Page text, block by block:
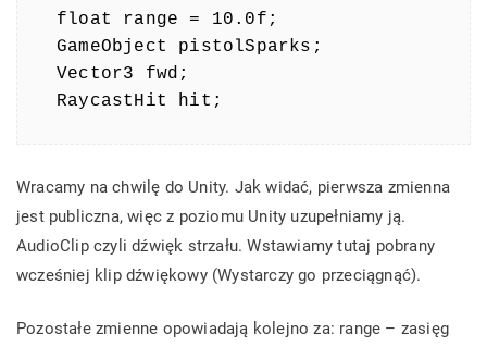
float range = 10.0f;
GameObject pistolSparks;
Vector3 fwd;
Wracamy na chwilę do Unity. Jak widać, pierwsza zmienna
jest publiczna, więc z poziomu Unity uzupełniamy ją.
AudioClip czyli dźwięk strzału. Wstawiamy tutaj pobrany
wcześniej klip dźwiękowy (Wystarczy go przeciągnąć).
Pozostałe zmienne opowiadają kolejno za: range – zasięg